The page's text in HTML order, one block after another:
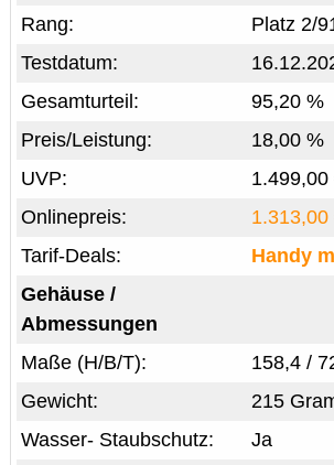
Platz 2/
Rang:
Testdatum:
95,20 %
Gesamturteil:
18,00 %
Preis/Leistung:
1.499,00
UVP:
1.313,00
Onlinepreis:
Handy
Tarif-Deals:
Gehäuse /
Abmessungen
158,4 /
Maße (H/B/T):
215
Gewicht:
Ja
Wasser- Staubschutz: